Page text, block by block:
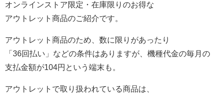
オンラインストア限定・在庫限りのお得な
アウトレット商品のご紹介です。
アウトレット商品のため、数に限りがあったり
「36回払い」などの条件はありますが、機種代金の毎月の
支払金額が104円という端末も。
アウトレットで取り扱われている商品は、